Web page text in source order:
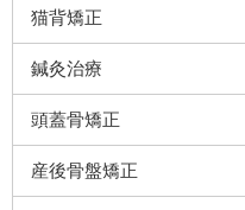
猫背矯正
鍼灸治療
頭蓋骨矯正
産後骨盤矯正